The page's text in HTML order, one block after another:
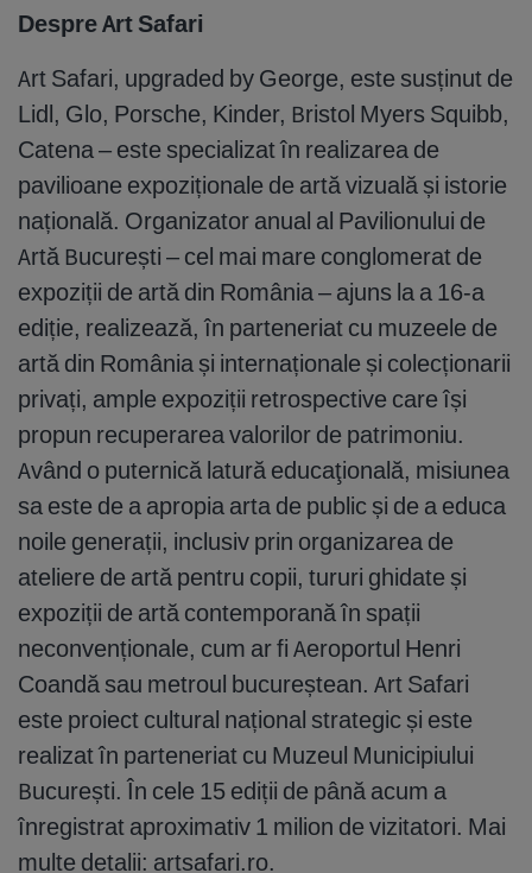
Despre Art Safari
Art Safari, upgraded by George, este susținut de
Lidl, Glo, Porsche, Kinder, Bristol Myers Squibb,
Catena – este specializat în realizarea de
pavilioane expoziționale de artă vizuală și istorie
națională. Organizator anual al Pavilionului de
Artă București – cel mai mare conglomerat de
expoziții de artă din România – ajuns la a 16-a
ediție, realizează, în parteneriat cu muzeele de
artă din România și internaționale și colecționarii
privați, ample expoziții retrospective care își
propun recuperarea valorilor de patrimoniu.
Având o puternică latură educaţională, misiunea
sa este de a apropia arta de public și de a educa
noile generații, inclusiv prin organizarea de
ateliere de artă pentru copii, tururi ghidate și
expoziții de artă contemporană în spații
neconvenționale, cum ar fi Aeroportul Henri
Coandă sau metroul bucureștean. Art Safari
este proiect cultural național strategic și este
realizat în parteneriat cu Muzeul Municipiului
București. În cele 15 ediții de până acum a
înregistrat aproximativ 1 milion de vizitatori. Mai
multe detalii: artsafari.ro.